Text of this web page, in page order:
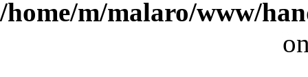
/home/m/malaro/www/